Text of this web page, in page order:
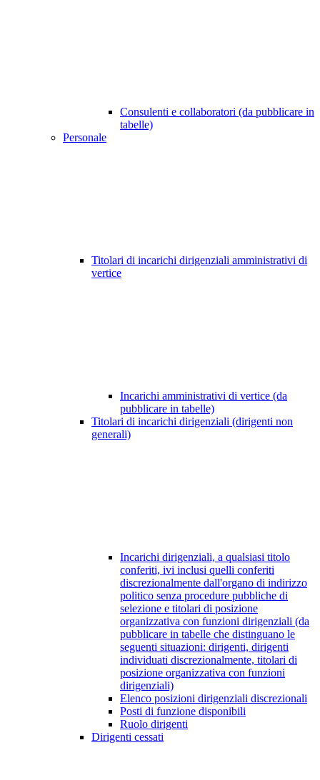
Consulenti e collaboratori (da pubblicare in
tabelle)
Personale
Titolari di incarichi dirigenziali amministrativi di
vertice
Incarichi amministrativi di vertice (da
pubblicare in tabelle)
Titolari di incarichi dirigenziali (dirigenti non
generali)
Incarichi dirigenziali, a qualsiasi titolo
conferiti, ivi inclusi quelli conferiti
discrezionalmente dall'organo di indirizzo
politico senza procedure pubbliche di
selezione e titolari di posizione
organizzativa con funzioni dirigenziali (da
pubblicare in tabelle che distinguano le
seguenti situazioni: dirigenti, dirigenti
individuati discrezionalmente, titolari di
posizione organizzativa con funzioni
dirigenziali)
Elenco posizioni dirigenziali discrezionali
Posti di funzione disponibili
Ruolo dirigenti
Dirigenti cessati